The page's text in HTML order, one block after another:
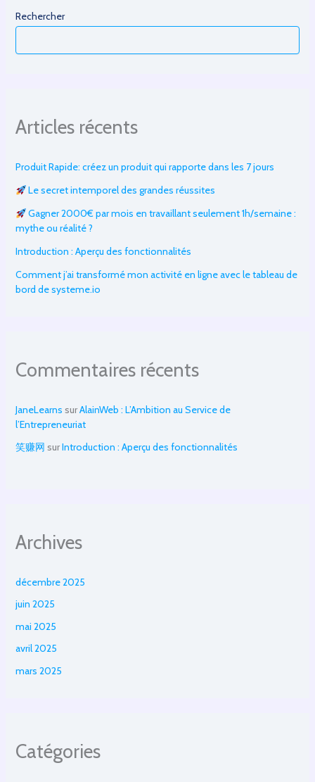
Rechercher
Articles récents
Produit Rapide: créez un produit qui rapporte dans les 7 jours
Le secret intemporel des grandes réussites
Gagner 2000€ par mois en travaillant seulement 1h/semaine :
mythe ou réalité ?
Introduction : Aperçu des fonctionnalités
Comment j’ai transformé mon activité en ligne avec le tableau de
bord de systeme.io
Commentaires récents
JaneLearns surAlainWeb : L’Ambition au Service de
l’Entrepreneuriat
笑赚网 surIntroduction : Aperçu des fonctionnalités
Archives
décembre 2025
juin 2025
mai 2025
avril 2025
mars 2025
Catégories